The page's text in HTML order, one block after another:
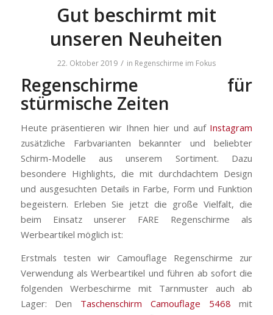
Gut beschirmt mit
unseren Neuheiten
22. Oktober 2019 / in Regenschirme im Fokus
Regenschirme für
stürmische Zeiten
Heute präsentieren wir Ihnen hier und auf Instagram
zusätzliche Farbvarianten bekannter und beliebter
Schirm-Modelle aus unserem Sortiment. Dazu
besondere Highlights, die mit durchdachtem Design
und ausgesuchten Details in Farbe, Form und Funktion
begeistern. Erleben Sie jetzt die große Vielfalt, die
beim Einsatz unserer FARE Regenschirme als
Werbeartikel möglich ist:
Erstmals testen wir Camouflage Regenschirme zur
Verwendung als Werbeartikel und führen ab sofort die
folgenden Werbeschirme mit Tarnmuster auch ab
Lager: Den Taschenschirm Camouflage 5468 mit